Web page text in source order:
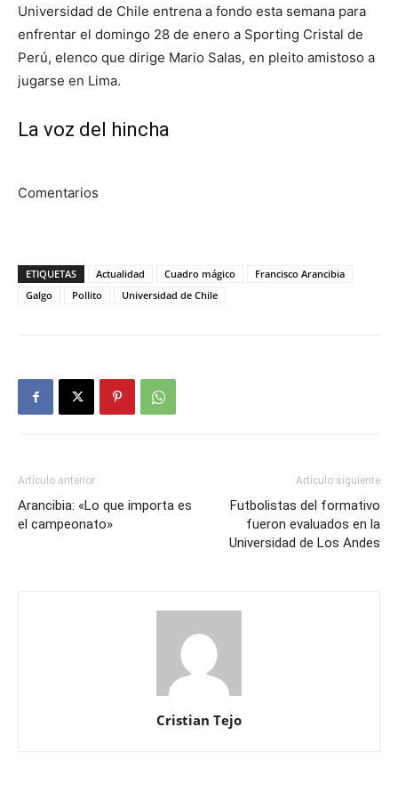
Universidad de Chile entrena a fondo esta semana para
enfrentar el domingo 28 de enero a Sporting Cristal de
Perú, elenco que dirige Mario Salas, en pleito amistoso a
jugarse en Lima.
La voz del hincha
Comentarios
ETIQUETAS Actualidad Cuadro mágico
Francisco Arancibia
Galgo
Pollito Universidad de Chile
Artículo anterior
Arancibia: «Lo que importa es
el campeonato»
Artículo siguiente
Futbolistas del formativo
fueron evaluados en la
Universidad de Los Andes
Cristian Tejo